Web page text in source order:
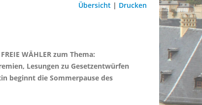
Übersicht | Drucken
WÄHLER zum Thema:
Lesungen zu Gesetzentwürfen
beginnt die Sommerpause des